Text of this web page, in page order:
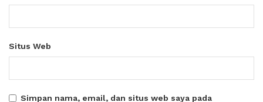
Situs Web
Simpan nama, email, dan situs web saya pada